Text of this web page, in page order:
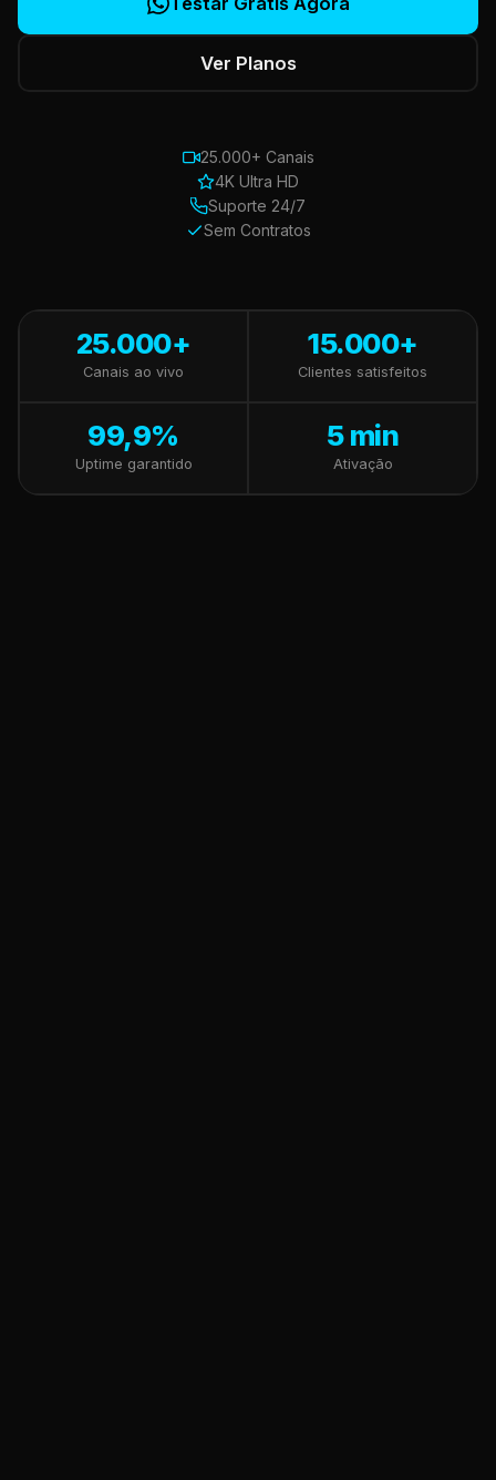
Ver Planos
25.000+ Canais
4K Ultra HD
Suporte 24/7
Sem Contratos
25.000+
Canais ao vivo
15.000+
Clientes satisfeitos
99,9%
Uptime garantido
5 min
Ativação